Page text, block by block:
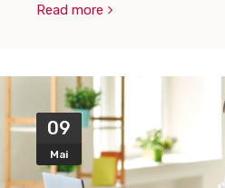
Read more
09
Mai